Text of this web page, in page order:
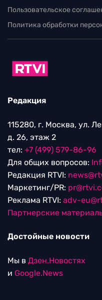
Пользовательское
Политика обработки
Редакция
115280, г. Москва, ул.
д. 26, этаж 2
тел: +7 (499) 579-86-96
Для общих вопросов:
Редакция RTVI:
Маркетинг/PR:
Реклама RTVI: adv-
Партнерские
Достойные новости
Мы в Дзен.Новостях
и Google.News